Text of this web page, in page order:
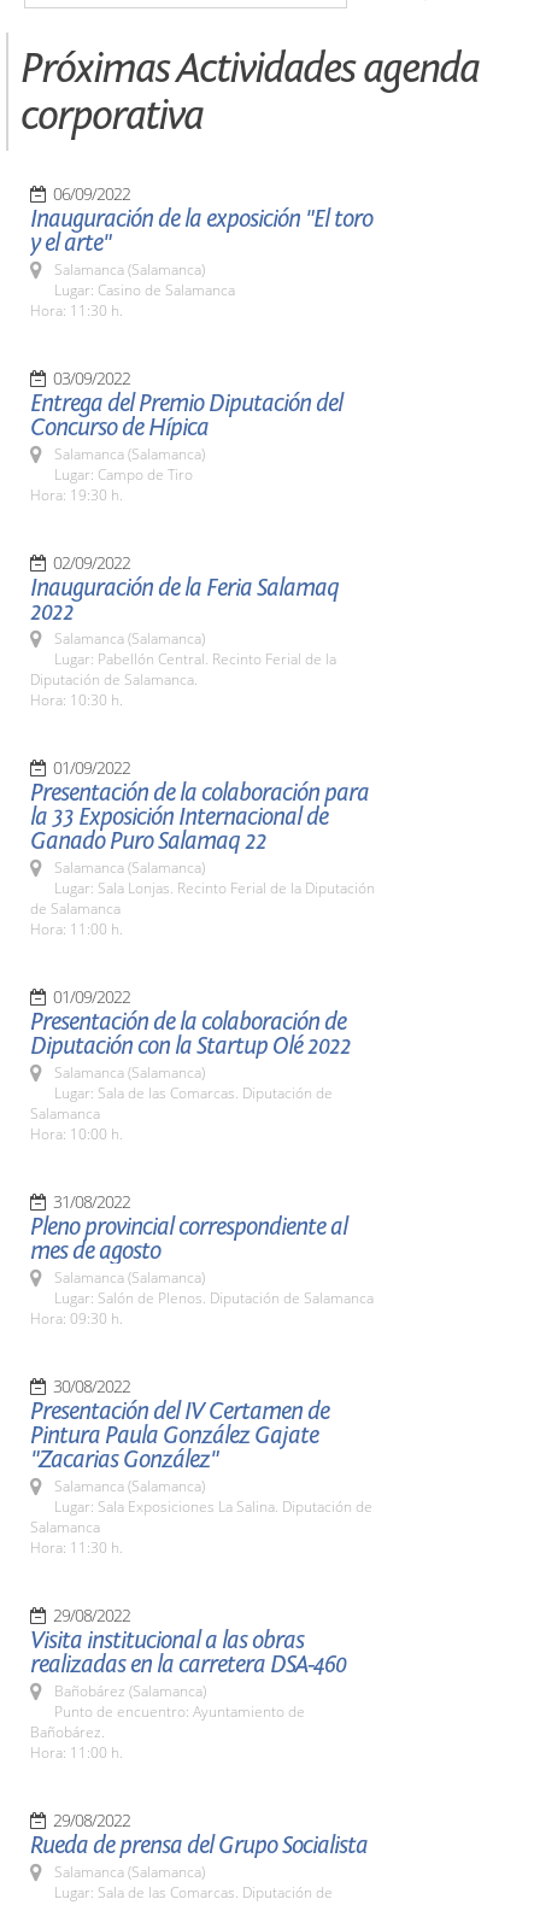
Próximas Actividades agenda
corporativa
06/09/2022
Inauguración de la exposición "El toro
y el arte"
Salamanca (Salamanca)
Lugar: Casino de Salamanca
Hora: 11:30 h.
03/09/2022
Entrega del Premio Diputación del
Concurso de Hípica
Salamanca (Salamanca)
Lugar: Campo de Tiro
Hora: 19:30 h.
02/09/2022
Inauguración de la Feria Salamaq
2022
Salamanca (Salamanca)
Lugar: Pabellón Central. Recinto Ferial de la
Diputación de Salamanca.
Hora: 10:30 h.
01/09/2022
Presentación de la colaboración para
la 33 Exposición Internacional de
Ganado Puro Salamaq 22
Salamanca (Salamanca)
Lugar: Sala Lonjas. Recinto Ferial de la Diputación
de Salamanca
Hora: 11:00 h.
01/09/2022
Presentación de la colaboración de
Diputación con la Startup Olé 2022
Salamanca (Salamanca)
Lugar: Sala de las Comarcas. Diputación de
Salamanca
Hora: 10:00 h.
31/08/2022
Pleno provincial correspondiente al
mes de agosto
Salamanca (Salamanca)
Lugar: Salón de Plenos. Diputación de Salamanca
Hora: 09:30 h.
30/08/2022
Presentación del IV Certamen de
Pintura Paula González Gajate
"Zacarias González"
Salamanca (Salamanca)
Lugar: Sala Exposiciones La Salina. Diputación de
Salamanca
Hora: 11:30 h.
29/08/2022
Visita institucional a las obras
realizadas en la carretera DSA-460
Bañobárez (Salamanca)
Punto de encuentro: Ayuntamiento de
Bañobárez.
Hora: 11:00 h.
29/08/2022
Rueda de prensa del Grupo Socialista
Salamanca (Salamanca)
Lugar: Sala de las Comarcas. Diputación de